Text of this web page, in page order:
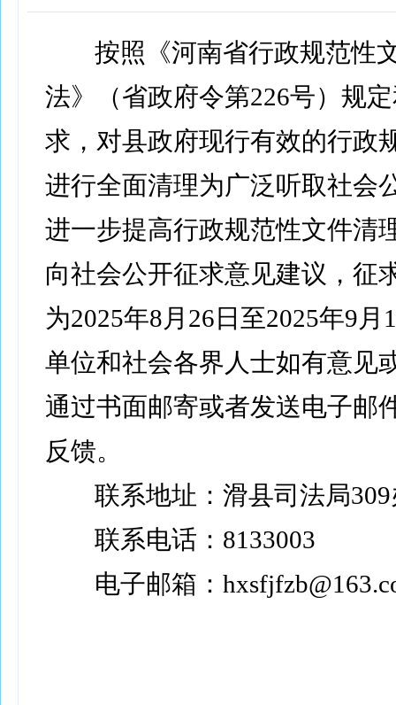
按照《河南省行政规范性
法》（省政府令第226号）规
求，对县政府现行有效的行政
进行全面清理为广泛听取社会
进一步提高行政规范性文件清
向社会公开征求意见建议，征
为2025年8月26日至2025年9月
单位和社会各界人士如有意见
通过书面邮寄或者发送电子邮
反馈。
联系地址：滑县司法局
联系电话：8133003
电子邮箱：